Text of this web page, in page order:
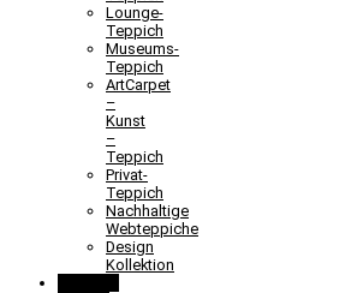
Lounge-
Teppich
Museums-
Teppich
ArtCarpet
–
Kunst
–
Teppich
Privat-
Teppich
Nachhaltige
Webteppiche
Design
Kollektion